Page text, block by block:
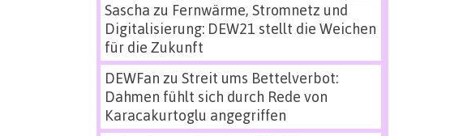
Sascha zu Fernwärme, Stromnetz und
Digitalisierung: DEW21 stellt die Weichen
für die Zukunft
DEWFan zu Streit ums Bettelverbot:
Dahmen fühlt sich durch Rede von
Karacakurtoglu angegriffen